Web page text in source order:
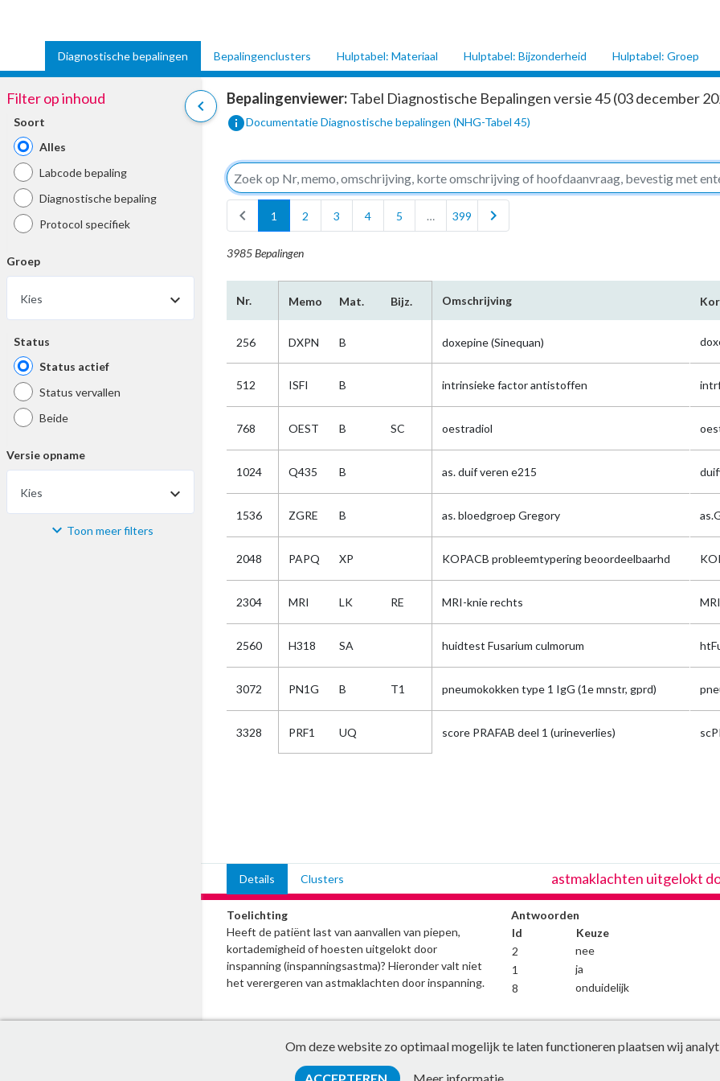
Diagnostische bepalingen Bepalingenclusters Hulptabel: Materiaal Hulptabel: Bijzonderheid Hulptabel: Groep
chevron_left
Filter op inhoud
Soort
Alles
Labcode bepaling
Diagnostische bepaling
Protocol specifiek
Groep
Kies
Status
Status actief
Status vervallen
Beide
Versie opname
Kies
Materiaal Toon meer filters
Bepalingenviewer:Tabel Diagnostische Bepalingen versie 45 (03 december
infoDocumentatie Diagnostische bepalingen (NHG-Tabel 45)
chevron_left
1 2 3 4 5 … 399 chevron_right
3985 Bepalingen
Nr. Memo Mat. Bijz. Omschrijving
256 DXPN B doxepine (Sinequan)
512 ISFI B intrinsieke factor antistoffen
768 OEST B SC oestradiol
1024 Q435 B as. duif veren e215
1536 ZGRE B as. bloedgroep Gregory
2048 PAPQ XP KOPACB probleemtypering beoordeelbaarhd
2304 MRI LK RE MRI-knie rechts
2560 H318 SA huidtest Fusarium culmorum
3072 PN1G B T1 pneumokokken type 1 IgG (1e mnstr, gprd)
3328 PRF1 UQ score PRAFAB deel 1 (urineverlies)
Details Clusters astmaklachten uitgelokt
Toelichting
Heeft de patiënt last van aanvallen van piepen,
kortademigheid of hoesten uitgelokt door
inspanning (inspanningsastma)? Hieronder valt niet
het verergeren van astmaklachten door inspanning.
Antwoorden
Id
Keuze
2
nee
1
ja
8
onduidelijk
Om deze website zo optimaal mogelijk te laten functioneren plaatsen wij